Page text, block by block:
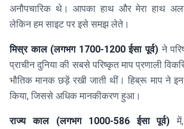
अनौपचारिक थे। आपका हाथ और मेरा हाथ
लेकिन हम साइट पर इसे समझ लेते।
मिस्र काल (लगभग 1700-1200 ईसा पूर्व) ने
प्राचीन दुनिया की सबसे परिष्कृत माप प्रणाली
भौतिक मानक छड़ें रखी जाती थीं। हिब्रू माप ने इन
किया, जिससे अधिक मानकीकरण हुआ।
राज्य काल (लगभग 1000-586 ईसा पूर्व)